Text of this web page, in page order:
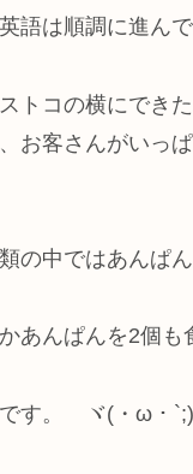
語は順調に進んで
トコの横にでき
お客さんがいっ
の中ではあんぱ
あんぱんを2個も
す。 ヾ(・ω・`;)